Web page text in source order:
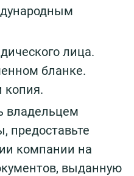
лица.
бланке.
копия.
владельцем
предоставьте
компании на
выданную